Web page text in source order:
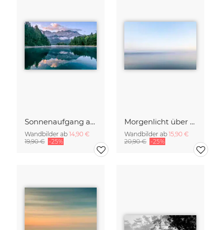
Sonnenaufgang am Eibsee Bayern
Wandbilder ab 14,90 €
19,90 € -25%
Morgenlicht über der ruhigen Ostsee, verwischt
Wandbilder ab 15,90 €
20,90 € -25%